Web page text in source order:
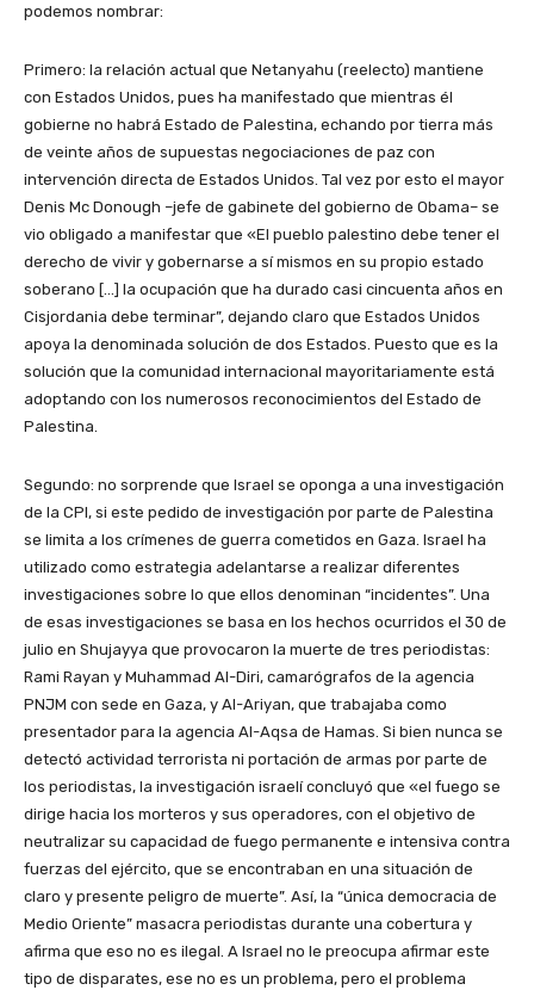
podemos nombrar:
Primero: la relación actual que Netanyahu (reelecto) mantiene
con Estados Unidos, pues ha manifestado que mientras él
gobierne no habrá Estado de Palestina, echando por tierra más
de veinte años de supuestas negociaciones de paz con
intervención directa de Estados Unidos. Tal vez por esto el mayor
Denis Mc Donough –jefe de gabinete del gobierno de Obama– se
vio obligado a manifestar que «El pueblo palestino debe tener el
derecho de vivir y gobernarse a sí mismos en su propio estado
soberano […] la ocupación que ha durado casi cincuenta años en
Cisjordania debe terminar”, dejando claro que Estados Unidos
apoya la denominada solución de dos Estados. Puesto que es la
solución que la comunidad internacional mayoritariamente está
adoptando con los numerosos reconocimientos del Estado de
Palestina.
Segundo: no sorprende que Israel se oponga a una investigación
de la CPI, si este pedido de investigación por parte de Palestina
se limita a los crímenes de guerra cometidos en Gaza. Israel ha
utilizado como estrategia adelantarse a realizar diferentes
investigaciones sobre lo que ellos denominan “incidentes”. Una
de esas investigaciones se basa en los hechos ocurridos el 30 de
julio en Shujayya que provocaron la muerte de tres periodistas:
Rami Rayan y Muhammad Al-Diri, camarógrafos de la agencia
PNJM con sede en Gaza, y Al-Ariyan, que trabajaba como
presentador para la agencia Al-Aqsa de Hamas. Si bien nunca se
detectó actividad terrorista ni portación de armas por parte de
los periodistas, la investigación israelí concluyó que «el fuego se
dirige hacia los morteros y sus operadores, con el objetivo de
neutralizar su capacidad de fuego permanente e intensiva contra
fuerzas del ejército, que se encontraban en una situación de
claro y presente peligro de muerte”. Así, la “única democracia de
Medio Oriente” masacra periodistas durante una cobertura y
afirma que eso no es ilegal. A Israel no le preocupa afirmar este
tipo de disparates, ese no es un problema, pero el problema